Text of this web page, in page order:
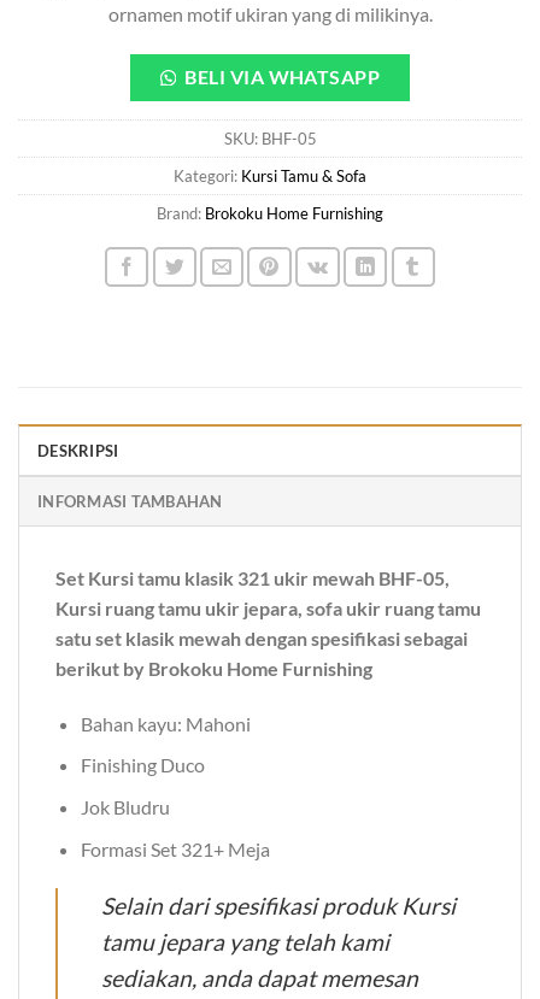
ornamen motif ukiran yang di milikinya.
BELI VIA WHATSAPP
SKU: BHF-05
Kategori: Kursi Tamu & Sofa
Brand: Brokoku Home Furnishing
DESKRIPSI
INFORMASI TAMBAHAN
Set Kursi tamu klasik 321 ukir mewah BHF-05,
Kursi ruang tamu ukir jepara, sofa ukir ruang tamu
satu set klasik mewah dengan spesifikasi sebagai
berikut by Brokoku Home Furnishing
Bahan kayu: Mahoni
Finishing Duco
Jok Bludru
Formasi Set 321+ Meja
Selain dari spesifikasi produk Kursi
tamu jepara yang telah kami
sediakan, anda dapat memesan